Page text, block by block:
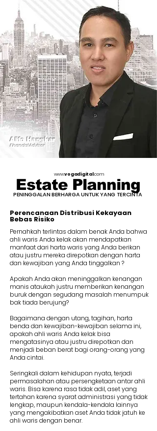
Financial Advisor
Alifo Hangkar
Estate Planning
PENINGGALAN BERHARGA UNTUK YANG TERCINTA
www.vogadigital.com
Perencanaan Distribusi Kekayaan
Bebas Risiko
Pernahkah terlintas dalam benak Anda bahwa
ahli waris Anda kelak akan mendapatkan
manfaat dari harta waris yang Anda berikan
atau justru mereka direpotkan dengan harta
dan kewajiban yang Anda tinggalkan ?
Apakah Anda akan meninggalkan kenangan
manis ataukah justru memberikan kenangan
buruk dengan segudang masalah menumpuk
bak tiada berujung?
Bagaimana dengan utang, tagihan, harta
benda dan kewajiban-kewajiban selama ini,
apakah ahli waris Anda kelak bisa
mengatasinya atau justru direpotkan dan
menjadi beban berat bagi orang-orang yang
Anda cintai.
Seringkali dalam kehidupan nyata, terjadi
permasalahan atau persengketaan antar ahli
waris. Bisa karena rasa tidak adil, aset yang
tertahan karena syarat administrasi yang tidak
lengkap, maupun kendala-kendala lainnya
yang mengakibatkan aset Anda tidak jatuh ke
ahli waris dengan benar.